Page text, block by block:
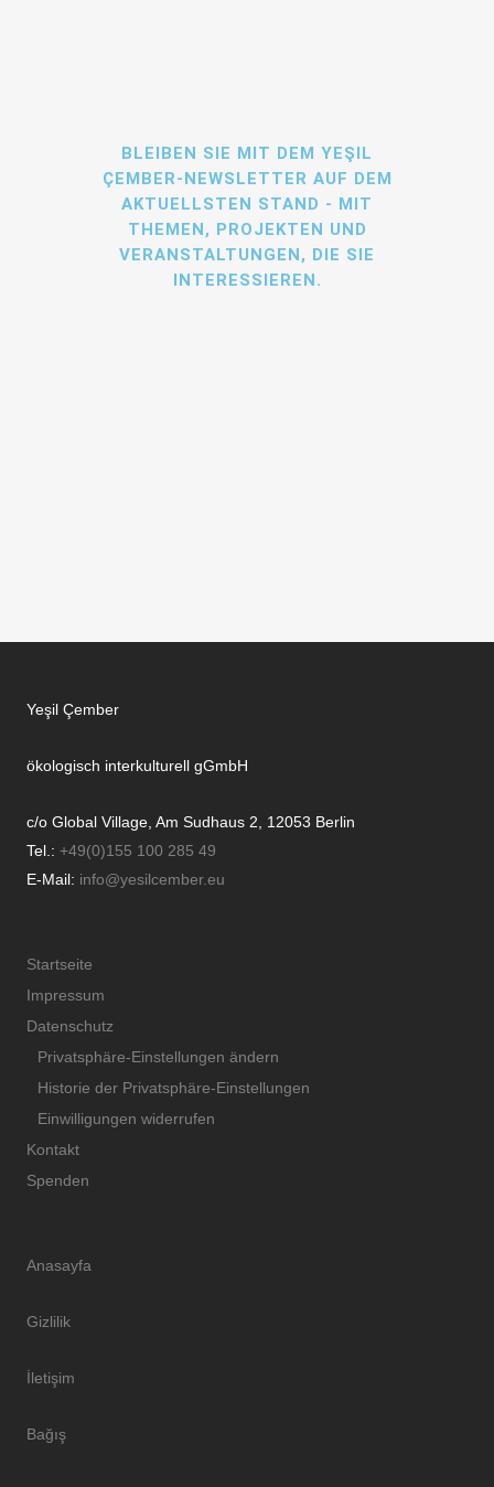
BLEIBEN SIE MIT DEM YEŞIL
ÇEMBER-NEWSLETTER AUF DEM
AKTUELLSTEN STAND - MIT
THEMEN, PROJEKTEN UND
VERANSTALTUNGEN, DIE SIE
INTERESSIEREN.
Yeşil Çember
ökologisch interkulturell gGmbH
c/o Global Village, Am Sudhaus 2, 12053 Berlin
Tel.: +49(0)155 100 285 49
E-Mail: info@yesilcember.eu
Startseite
Impressum
Datenschutz
Privatsphäre-Einstellungen ändern
Historie der Privatsphäre-Einstellungen
Einwilligungen widerrufen
Kontakt
Spenden
Anasayfa
Gizlilik
İletişim
Bağış